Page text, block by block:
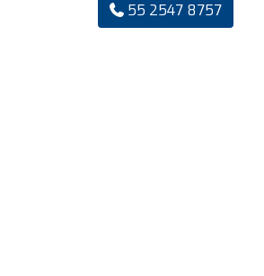
55 2547 8757